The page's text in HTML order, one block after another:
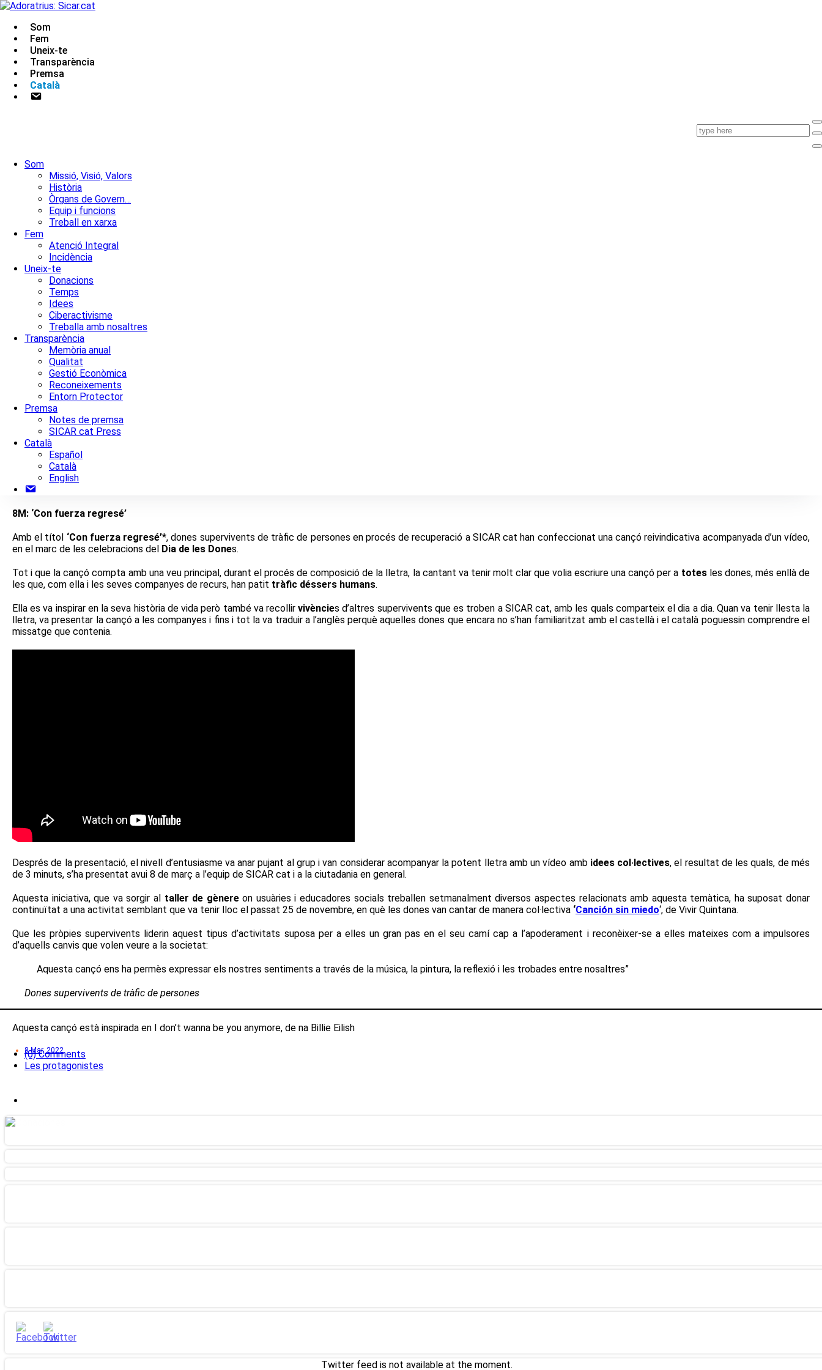
Skip
content
Urgencias: 679 654 088
Som
Fem
Uneix-te
Transparència
Premsa
Català
Contacte
Som
Missió, Visió, Valors
Història
Òrgans de Govern…
Equip i funcions
Treball en xarxa
Fem
Atenció Integral
Incidència
Uneix-te
Donacions
Temps
Idees
Ciberactivisme
Treballa amb nosaltres
Transparència
Memòria anual
Qualitat
Gestió Econòmica
Reconeixements
Entorn Protector
Premsa
Notes de premsa
SICAR cat Press
Català
Español
Català
English
Contacte
8M: ‘Con fuerza regresé’
Amb el títol ‘Con fuerza regresé’*, dones supervivents de tràfic de persones en procés de recuperació a SICAR cat han confeccionat una cançó reivindicativa acompanyada d’un vídeo,
en el marc de les celebracions del Dia de les Dones.
Tot i que la cançó compta amb una veu principal, durant el procés de composició de la lletra, la cantant va tenir molt clar que volia escriure una cançó per a totesles dones, més enllà de
les que, com ella i les seves companyes de recurs, han patit tràfic déssers humans.
Ella es va inspirar en la seva història de vida però també va recollirvivències d’altres supervivents que es troben a SICAR cat, amb les quals comparteix el dia a dia. Quan va tenir llesta la
lletra, va presentar la cançó a les companyes i fins i tot la va traduir a l’anglès perquè aquelles dones que encara no s’han familiaritzat amb el castellà i el català poguessin comprendre el
missatge que contenia.
Després de la presentació, el nivell d’entusiasme va anar pujant al grup i van considerar acompanyar la potent lletra amb un vídeo amb idees col·lectives, el resultat de les quals, de més
de 3 minuts, s’ha presentat avui 8 de març a l’equip de SICAR cat i a la ciutadania en general.
Aquesta iniciativa, que va sorgir al taller de gènereon usuàries i educadores socials treballen setmanalment diversos aspectes relacionats amb aquesta temàtica, ha suposat donar
continuïtat a una activitat semblant que va tenir lloc el passat 25 de novembre, en què les dones van cantar de manera col·lectiva ‘Canción sin miedo‘, de Vivir Quintana.
Que les pròpies supervivents liderin aquest tipus d’activitats suposa per a elles un gran pas en el seu camí cap a l’apoderament i reconèixer-se a elles mateixes com a impulsores
d’aquells canvis que volen veure a la societat:
Aquesta cançó ens ha permès expressar els nostres sentiments a través de la música, la pintura, la reflexió i les trobades entre nosaltres”
Dones supervivents de tràfic de persones
Aquesta cançó està inspirada en I don’t wanna be you anymore, de na Billie Eilish
8 Mar, 2022
(0) Comments
Les protagonistes
Twitter feed is not available at the moment.